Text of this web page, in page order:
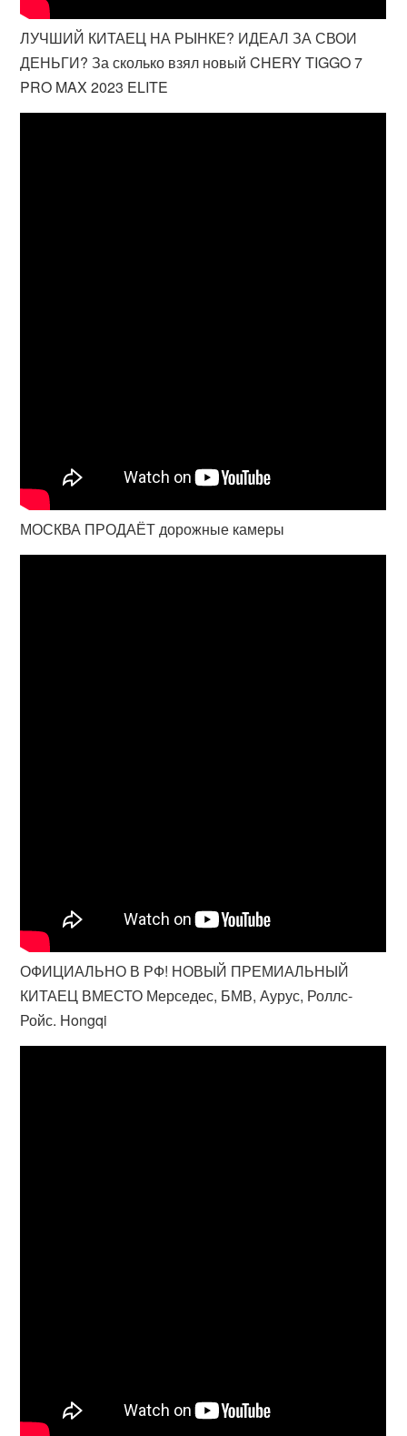
ЛУЧШИЙ КИТАЕЦ НА РЫНКЕ? ИДЕАЛ ЗА СВОИ
ДЕНЬГИ? За сколько взял новый CHERY TIGGO 7
PRO MAX 2023 ELITE
МОСКВА ПРОДАЁТ дорожные камеры
ОФИЦИАЛЬНО В РФ! НОВЫЙ ПРЕМИАЛЬНЫЙ
КИТАЕЦ ВМЕСТО Мерседес, БМВ, Аурус, Роллс-
Ройс. Hongqi